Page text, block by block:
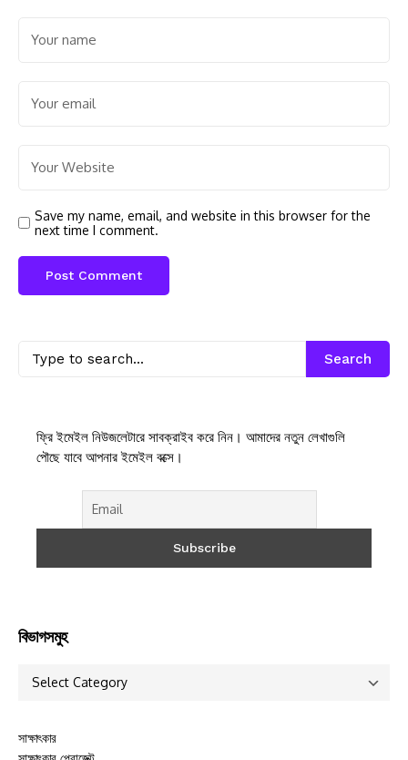
Save my name, email, and website in this browser for the
next time I comment.
Search
ফ্রি ইমেইল নিউজলেটারে সাবক্রাইব করে নিন। আমাদের নতুন লেখাগুলি
পৌছে যাবে আপনার ইমেইল বক্সে।
বিভাগসমুহ
সাক্ষাৎকার